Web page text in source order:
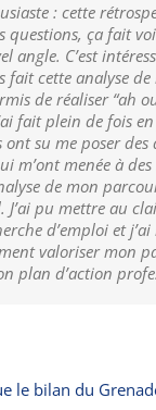
: cette
questions, ça fait
angle. C’est
fait cette analyse
de réaliser “ah
fait plein de fois
su me poser des
m’ont menée à
de mon
J’ai pu mettre au
d’emploi et
valoriser mon
plan d’action
le bilan du